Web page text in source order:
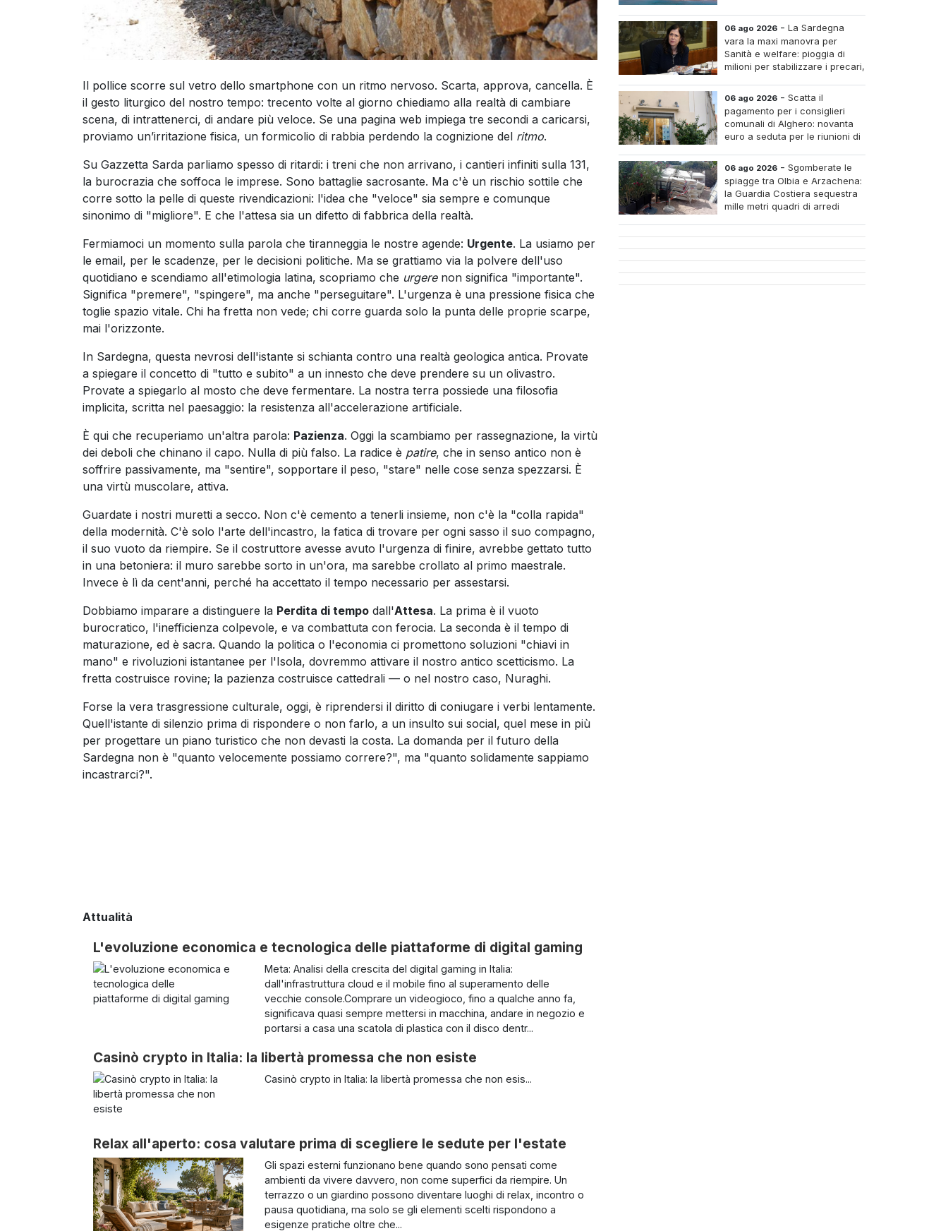
Il pollice scorre sul vetro dello smartphone con un ritmo nervoso. Scarta, approva, cancella. È
il gesto liturgico del nostro tempo: trecento volte al giorno chiediamo alla realtà di cambiare
scena, di intrattenerci, di andare più veloce. Se una pagina web impiega tre secondi a caricarsi,
proviamo un’irritazione fisica, un formicolio di rabbia perdendo la cognizione del ritmo.
Su Gazzetta Sarda parliamo spesso di ritardi: i treni che non arrivano, i cantieri infiniti sulla 131,
la burocrazia che soffoca le imprese. Sono battaglie sacrosante. Ma c'è un rischio sottile che
corre sotto la pelle di queste rivendicazioni: l'idea che "veloce" sia sempre e comunque
sinonimo di "migliore". E che l'attesa sia un difetto di fabbrica della realtà.
Fermiamoci un momento sulla parola che tiranneggia le nostre agende: Urgente. La usiamo per
le email, per le scadenze, per le decisioni politiche. Ma se grattiamo via la polvere dell'uso
quotidiano e scendiamo all'etimologia latina, scopriamo che urgerenon significa "importante".
Significa "premere", "spingere", ma anche "perseguitare". L'urgenza è una pressione fisica che
toglie spazio vitale. Chi ha fretta non vede; chi corre guarda solo la punta delle proprie scarpe,
mai l'orizzonte.
In Sardegna, questa nevrosi dell'istante si schianta contro una realtà geologica antica. Provate
a spiegare il concetto di "tutto e subito" a un innesto che deve prendere su un olivastro.
Provate a spiegarlo al mosto che deve fermentare. La nostra terra possiede una filosofia
implicita, scritta nel paesaggio: la resistenza all'accelerazione artificiale.
È qui che recuperiamo un'altra parola: Pazienza. Oggi la scambiamo per rassegnazione, la virtù
dei deboli che chinano il capo. Nulla di più falso. La radice è patire, che in senso antico non è
soffrire passivamente, ma "sentire", sopportare il peso, "stare" nelle cose senza spezzarsi. È
una virtù muscolare, attiva.
Guardate i nostri muretti a secco. Non c'è cemento a tenerli insieme, non c'è la "colla rapida"
della modernità. C'è solo l'arte dell'incastro, la fatica di trovare per ogni sasso il suo compagno,
il suo vuoto da riempire. Se il costruttore avesse avuto l'urgenza di finire, avrebbe gettato tutto
in una betoniera: il muro sarebbe sorto in un'ora, ma sarebbe crollato al primo maestrale.
Invece è lì da cent'anni, perché ha accettato il tempo necessario per assestarsi.
Dobbiamo imparare a distinguere la Perdita di tempo dall'Attesa. La prima è il vuoto
burocratico, l'inefficienza colpevole, e va combattuta con ferocia. La seconda è il tempo di
maturazione, ed è sacra. Quando la politica o l'economia ci promettono soluzioni "chiavi in
mano" e rivoluzioni istantanee per l'Isola, dovremmo attivare il nostro antico scetticismo. La
fretta costruisce rovine; la pazienza costruisce cattedrali — o nel nostro caso, Nuraghi.
Forse la vera trasgressione culturale, oggi, è riprendersi il diritto di coniugare i verbi lentamente.
Quell'istante di silenzio prima di rispondere o non farlo, a un insulto sui social, quel mese in più
per progettare un piano turistico che non devasti la costa. La domanda per il futuro della
Sardegna non è "quanto velocemente possiamo correre?", ma "quanto solidamente sappiamo
incastrarci?".
Attualità
L'evoluzione economica e tecnologica delle piattaforme di digital gaming
Meta: Analisi della crescita del digital gaming in Italia:
dall'infrastruttura cloud e il mobile fino al superamento delle
vecchie console.Comprare un videogioco, fino a qualche anno fa,
significava quasi sempre mettersi in macchina, andare in negozio e
portarsi a casa una scatola di plastica con il disco dentr...
Casinò crypto in Italia: la libertà promessa che non esiste
Casinò crypto in Italia: la libertà promessa che non esis...
Relax all'aperto: cosa valutare prima di scegliere le sedute per l'estate
Gli spazi esterni funzionano bene quando sono pensati come
ambienti da vivere davvero, non come superfici da riempire. Un
terrazzo o un giardino possono diventare luoghi di relax, incontro o
pausa quotidiana, ma solo se gli elementi scelti rispondono a
esigenze pratiche oltre che...
06 ago 2026 - La Sardegna
vara la maxi manovra per
Sanità e welfare: pioggia di
milioni per stabilizzare i precari,
centri e assumere infermieri fissi nelle case di riposo.
06 ago 2026 - Scatta il
pagamento per i consiglieri
comunali di Alghero: novanta
euro a seduta per le riunioni di
06 ago 2026 - Sgomberate le
spiagge tra Olbia e Arzachena:
la Guardia Costiera sequestra
mille metri quadri di arredi